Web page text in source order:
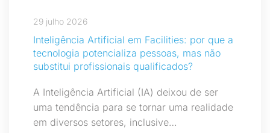
29 julho 2026
Inteligência Artificial em Facilities: por que a
tecnologia potencializa pessoas, mas não
substitui profissionais qualificados?
A Inteligência Artificial (IA) deixou de ser
uma tendência para se tornar uma realidade
em diversos setores, inclusive…